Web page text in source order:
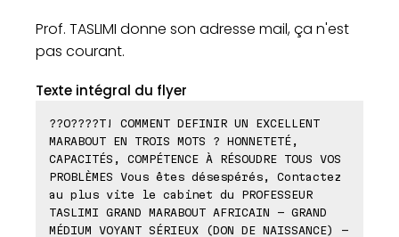
Prof. TASLIMI donne son adresse mail, ça n'est
pas courant.
Texte intégral du flyer
??O????T! COMMENT DEFINIR UN EXCELLENT
MARABOUT EN TROIS MOTS ? HONNETETÉ,
CAPACITÉS, COMPÉTENCE À RÉSOUDRE TOUS VOS
PROBLÈMES Vous êtes désespérés, Contactez
au plus vite le cabinet du PROFESSEUR
TASLIMI GRAND MARABOUT AFRICAIN - GRAND
MÉDIUM VOYANT SÉRIEUX (DON DE NAISSANCE) -